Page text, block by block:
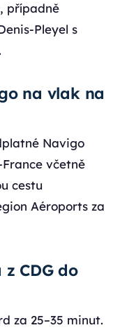
případně
Pleyel s
na vlak na
Navigo
včetně
cestu
Aéroports za
CDG do
za 25–35 minut.